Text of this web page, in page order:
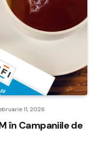
11, 2026
în Campaniile de